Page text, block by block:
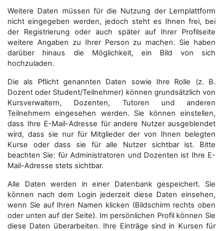
Weitere Daten müssen für die Nutzung der Lernplattform
nicht eingegeben werden, jedoch steht es Ihnen frei, bei
der Registrierung oder auch später auf Ihrer Profilseite
weitere Angaben zu Ihrer Person zu machen. Sie haben
darüber hinaus die Möglichkeit, ein Bild von sich
hochzuladen.
Die als Pflicht genannten Daten sowie Ihre Rolle (z. B.
Dozent oder Student/Teilnehmer) können grundsätzlich von
Kursverwaltern, Dozenten, Tutoren und anderen
Teilnehmern eingesehen werden. Sie können einstellen,
dass Ihre E-Mail-Adresse für andere Nutzer ausgeblendet
wird, dass sie nur für Mitglieder der von Ihnen belegten
Kurse oder dass sie für alle Nutzer sichtbar ist. Bitte
beachten Sie: für Administratoren und Dozenten ist Ihre E-
Mail-Adresse stets sichtbar.
Alle Daten werden in einer Datenbank gespeichert. Sie
können nach dem Login jederzeit diese Daten einsehen,
wenn Sie auf Ihren Namen klicken (Bildschirm rechts oben
oder unten auf der Seite). Im persönlichen Profil können Sie
diese Daten überarbeiten. Ihre Einträge sind in Kursen für